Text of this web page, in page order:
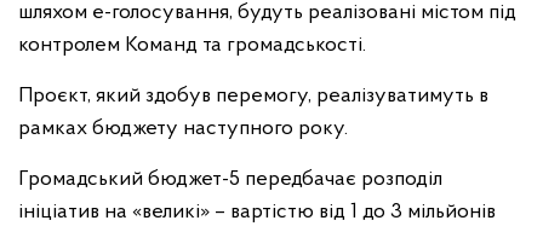
шляхом е-голосування, будуть реалізовані містом під
контролем Команд та громадськості.
Проєкт, який здобув перемогу, реалізуватимуть в
рамках бюджету наступного року.
Громадський бюджет-5 передбачає розподіл
ініціатив на «великі» – вартістю від 1 до 3 мільйонів